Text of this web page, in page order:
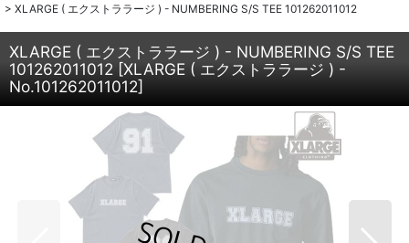
> XLARGE ( エクストララージ ) - NUMBERING S/S TEE 101262011012
XLARGE ( エクストララージ ) - NUMBERING S/S TEE
101262011012 [XLARGE ( エクストララージ ) -
No.101262011012]